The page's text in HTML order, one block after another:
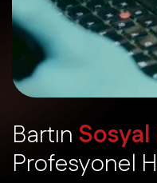
Bartın Sosyal
Profesyonel H